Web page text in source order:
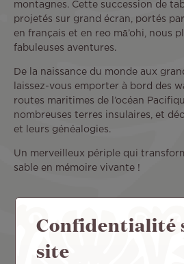
montagnes. Cette succession de
projetés sur grand écran, portés
en français et en reo mā’ohi, nous
fabuleuses aventures.
De la naissance du monde aux
laissez-vous emporter à bord des
routes maritimes de l’océan
nombreuses terres insulaires, et
et leurs généalogies.
Un merveilleux périple qui
sable en mémoire vivante !
Confidentialité
site